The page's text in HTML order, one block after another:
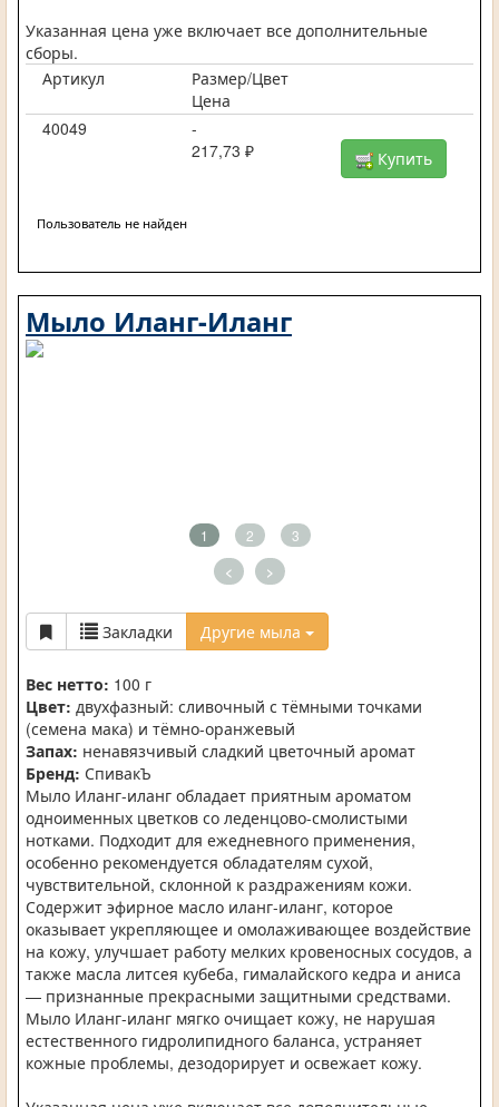
Указанная цена уже включает все дополнительные
сборы.
Артикул
Размер/Цвет
Цена
40049
-
217,73 ₽
Купить
Пользователь не найден
Мыло Иланг-Иланг
1 2 3
< >
Закладки Другие мыла
Вес нетто: 100 г
Цвет: двухфазный: сливочный с тёмными точками
(семена мака) и тёмно-оранжевый
Запах: ненавязчивый сладкий цветочный аромат
Бренд: СпивакЪ
Мыло Иланг-иланг обладает приятным ароматом
одноименных цветков со леденцово-смолистыми
нотками. Подходит для ежедневного применения,
особенно рекомендуется обладателям сухой,
чувствительной, склонной к раздражениям кожи.
Содержит эфирное масло иланг-иланг, которое
оказывает укрепляющее и омолаживающее воздействие
на кожу, улучшает работу мелких кровеносных сосудов, а
также масла литсея кубеба, гималайского кедра и аниса
— признанные прекрасными защитными средствами.
Мыло Иланг-иланг мягко очищает кожу, не нарушая
естественного гидролипидного баланса, устраняет
кожные проблемы, дезодорирует и освежает кожу.